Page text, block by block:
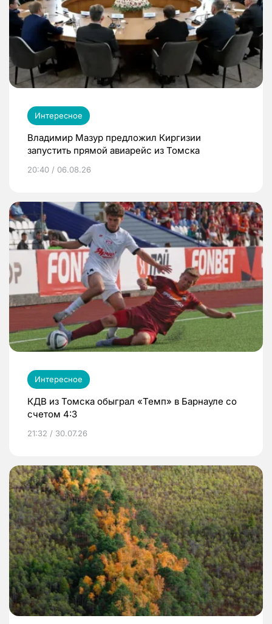
Интересное
Владимир Мазур предложил Киргизии
запустить прямой авиарейс из Томска
20:40 / 06.08.26
Интересное
КДВ из Томска обыграл «Темп» в Барнауле со
счетом 4:3
21:32 / 30.07.26